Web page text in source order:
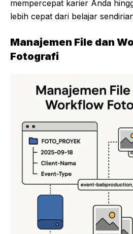
mempercepat karier Anda
lebih cepat dari belajar
Manajemen File dan
Fotografi